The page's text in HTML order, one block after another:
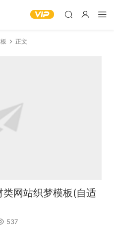
正文
网站织梦模板(自适
537